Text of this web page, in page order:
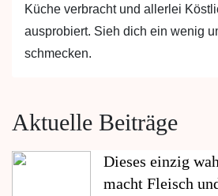
Küche verbracht und allerlei
ausprobiert. Sieh dich ein wenig
schmecken.
Aktuelle Beiträge
Dieses einzig
macht Fleisch